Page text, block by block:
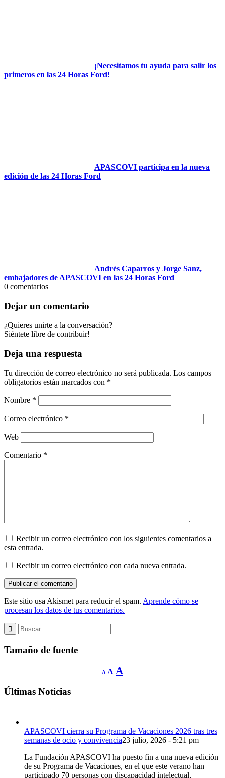
¡Necesitamos tu ayuda para salir los
primeros en las 24 Horas Ford!
APASCOVI participa en la nueva
edición de las 24 Horas Ford
Andrés Caparros y Jorge Sanz,
embajadores de APASCOVI en las 24 Horas Ford
0 comentarios
Dejar un comentario
¿Quieres unirte a la conversación?
Siéntete libre de contribuir!
Deja una respuesta
Tu dirección de correo electrónico no será publicada. Los campos
obligatorios están marcados con *
Nombre *
Correo electrónico *
Web
Comentario *
Recibir un correo electrónico con los siguientes comentarios a
esta entrada.
Recibir un correo electrónico con cada nueva entrada.
Este sitio usa Akismet para reducir el spam. Aprende cómo se
procesan los datos de tus comentarios.
Tamaño de fuente
A
Reducir
tamaño
A Restablecer
tamaño
A
Últimas Noticias
APASCOVI cierra su Programa de Vacaciones 2026 tras tres
semanas de ocio y convivencia23 julio, 2026 - 5:21 pm
La Fundación APASCOVI ha puesto fin a una nueva edición
de su Programa de Vacaciones, en el que este verano han
participado 70 personas con discapacidad intelectual,